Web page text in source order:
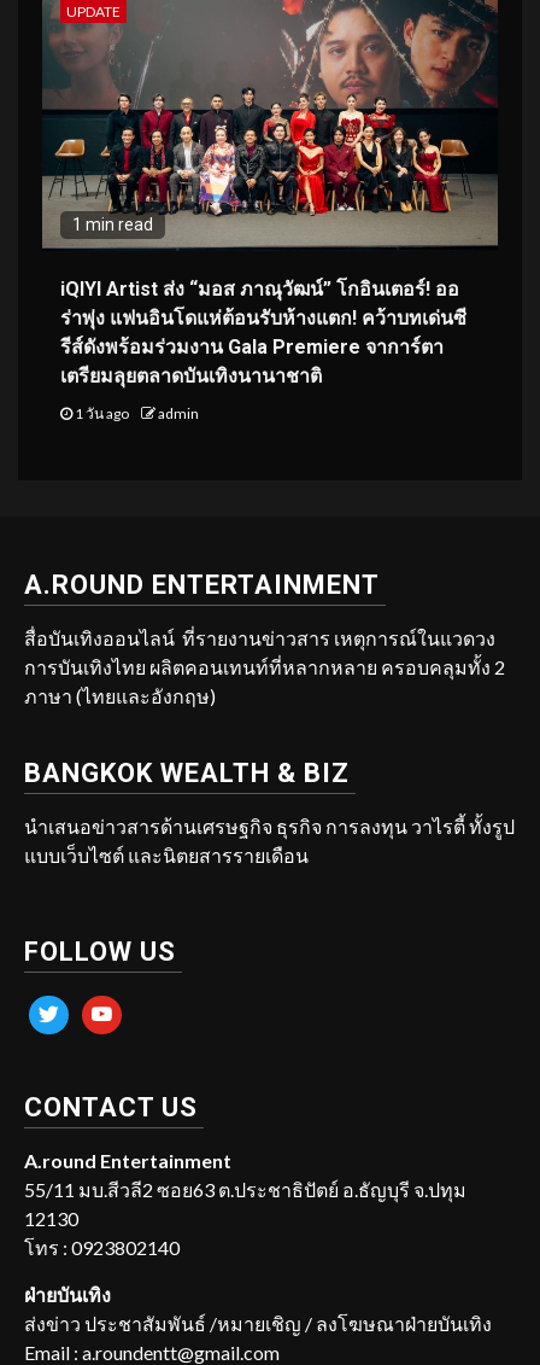
UPDATE
1 min read
iQIYI Artist ส่ง “มอส ภาณุวัฒน์” โกอินเตอร์! ออ
ร่าพุ่ง แฟนอินโดแห่ต้อนรับห้างแตก! คว้าบทเด่นซี
รีส์ดังพร้อมร่วมงาน Gala Premiere จาการ์ตา
เตรียมลุยตลาดบันเทิงนานาชาติ
1 วัน ago admin
A.ROUND ENTERTAINMENT
สื่อบันเทิงออนไลน์ ที่รายงานข่าวสาร เหตุการณ์ในแวดวง
การบันเทิงไทย ผลิตคอนเทนท์ที่หลากหลาย ครอบคลุมทั้ง 2
ภาษา (ไทยและอังกฤษ)
BANGKOK WEALTH & BIZ
นำเสนอข่าวสารด้านเศรษฐกิจ ธุรกิจ การลงทุน วาไรตี้ ทั้งรูป
แบบเว็บไซต์ และนิตยสารรายเดือน
FOLLOW US
twitter youtube
CONTACT US
A.round Entertainment
55/11 มบ.สีวลี2 ซอย63 ต.ประชาธิปัตย์ อ.ธัญบุรี จ.ปทุม
12130
โทร : 0923802140
ฝ่ายบันเทิง
ส่งข่าว ประชาสัมพันธ์ /หมายเชิญ / ลงโฆษณาฝ่ายบันเทิง
Email : a.roundentt@gmail.com